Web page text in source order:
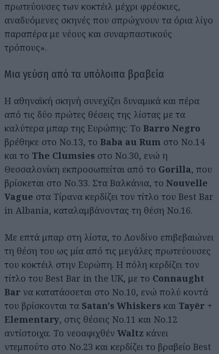
πρωτεύουσες των κοκτέιλ μέχρι φρέσκιες,
αναδυόμενες σκηνές που σπρώχνουν τα όρια λίγο
παραπέρα με νέους και συναρπαστικούς
τρόπους».
Μια γεύση από τα υπόλοιπα βραβεία
Η αθηναϊκή σκηνή συνεχίζει δυναμικά και πέρα
από τις δύο πρώτες θέσεις της λίστας με τα
καλύτερα μπαρ της Ευρώπης: Το Barro Negro
βρέθηκε στο Νο.13, το Baba au Rum στο Νο.14
και το The Clumsies στο Νο.30, ενώ η
Θεσσαλονίκη εκπροσωπείται από το Gorilla, που
βρίσκεται στο Νο.33. Στα Βαλκάνια, το Nouvelle
Vague στα Τίρανα κερδίζει τον τίτλο του Best Bar
in Albania, καταλαμβάνοντας τη θέση Νο.16.
Με επτά μπαρ στη λίστα, το Λονδίνο επιβεβαιώνει
τη θέση του ως μία από τις μεγάλες πρωτεύουσες
του κοκτέιλ στην Ευρώπη. Η πόλη κερδίζει τον
τίτλο του Best Bar in the UK, με το Connaught
Bar να κατατάσσεται στο Νο.10, ενώ πολύ κοντά
του βρίσκονται τα Satan's Whiskers και Tayēr +
Elementary, στις θέσεις Νο.11 και Νο.12
αντίστοιχα. Το νεοαφιχθέν Waltz κάνει
ντεμπούτο στο Νο.23 και κερδίζει το βραβείο Best